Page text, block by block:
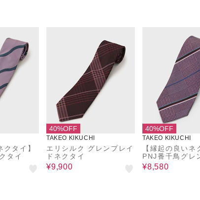
クタイ】
タイ
40%OFF
TAKEO KIKUCHI
エリシルク グレンプレイ
ドネクタイ
¥9,900
40%OFF
TAKEO KIKUCHI
【縁起の良いネ
PNJ番千鳥グレ
ドネクタイ
¥8,580